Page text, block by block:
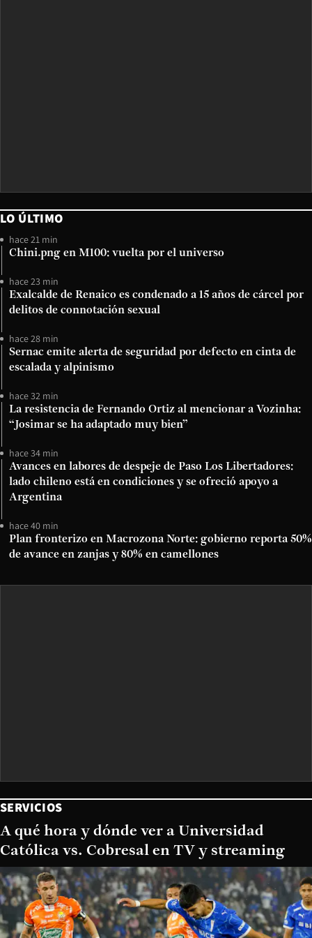
LO ÚLTIMO
hace 21 min
Chini.png en M100: vuelta por el universo
hace 23 min
Exalcalde de Renaico es condenado a 15 años de cárcel por
delitos de connotación sexual
hace 28 min
Sernac emite alerta de seguridad por defecto en cinta de
escalada y alpinismo
hace 32 min
La resistencia de Fernando Ortiz al mencionar a Vozinha:
“Josimar se ha adaptado muy bien”
hace 34 min
Avances en labores de despeje de Paso Los Libertadores:
lado chileno está en condiciones y se ofreció apoyo a
Argentina
hace 40 min
Plan fronterizo en Macrozona Norte: gobierno reporta 50%
de avance en zanjas y 80% en camellones
SERVICIOS
A qué hora y dónde ver a Universidad
Católica vs. Cobresal en TV y streaming